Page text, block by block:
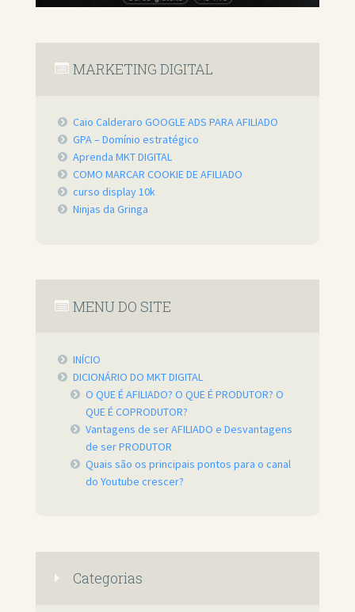
MARKETING DIGITAL
Caio Calderaro GOOGLE ADS PARA AFILIADO
GPA – Domínio estratégico
Aprenda MKT DIGITAL
COMO MARCAR COOKIE DE AFILIADO
curso display 10k
Ninjas da Gringa
MENU DO SITE
INÍCIO
DICIONÁRIO DO MKT DIGITAL
O QUE É AFILIADO? O QUE É PRODUTOR? O
QUE É COPRODUTOR?
Vantagens de ser AFILIADO e Desvantagens
de ser PRODUTOR
Quais são os principais pontos para o canal
do Youtube crescer?
Categorias